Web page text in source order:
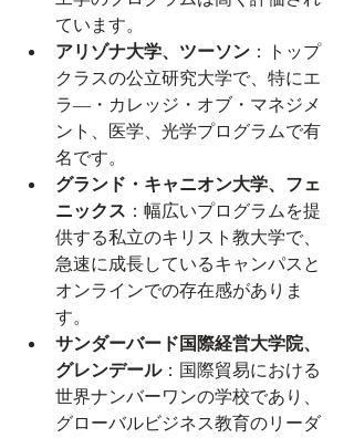
ています。
アリゾナ大学、ツーソン ：トップ
クラスの公立研究大学で、特にエ
ラ―・カレッジ・オブ・マネジメ
ント、医学、光学プログラムで有
名です。
グランド・キャニオン大学、フェ
ニックス ：幅広いプログラムを提
供する私立のキリスト教大学で、
急速に成長しているキャンパスと
オンラインでの存在感がありま
す。
サンダーバード国際経営大学院、
グレンデール：国際貿易における
世界ナンバーワンの学校であり、
グローバルビジネス教育のリーダ